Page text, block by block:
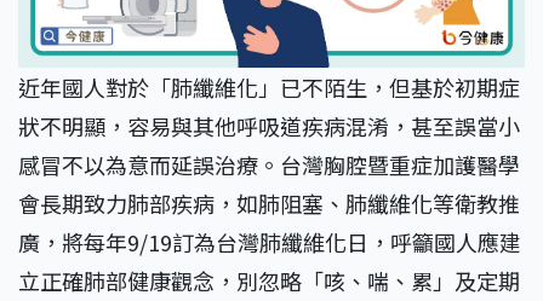
近年國人對於「肺纖維化」已不陌生，但基於初期症
狀不明顯，容易與其他呼吸道疾病混淆，甚至誤當小
感冒不以為意而延誤治療。台灣胸腔暨重症加護醫學
會長期致力肺部疾病，如肺阻塞、肺纖維化等衛教推
廣，將每年9/19訂為台灣肺纖維化日，呼籲國人應建
立正確肺部健康觀念，別忽略「咳、喘、累」及定期